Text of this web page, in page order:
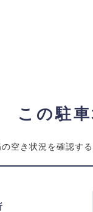
この駐
の空き状況を確認す